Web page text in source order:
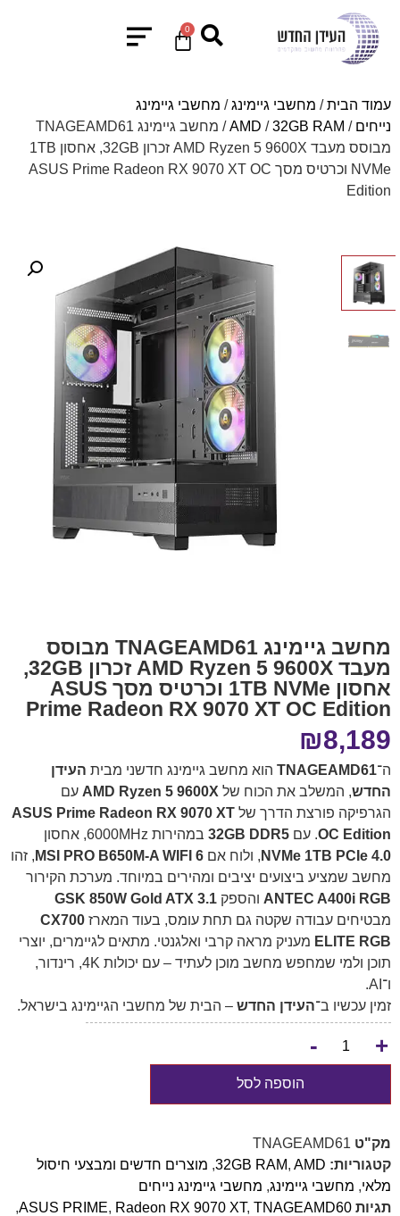
0
עמוד הבית/ מחשבי גיימינג/ מחשבי גיימינג
נייחים /
AMD /32GB RAM
/ מחשב גיימינג TNAGEAMD61
מבוסס מעבד AMD Ryzen 5 9600X זכרון 32GB, אחסון 1TB
NVMe וכרטיס מסך ASUS Prime Radeon RX 9070 XT OC
Edition
מחשב גיימינג TNAGEAMD61 מבוסס
מעבד AMD Ryzen 5 9600X זכרון 32GB,
אחסון 1TB NVMe וכרטיס מסך ASUS
Prime Radeon RX 9070 XT OC Edition
₪8,189
ה־TNAGEAMD61 הוא מחשב גיימינג חדשני מבית העידן
החדש, המשלב את הכוח של AMD Ryzen 5 9600X עם
הגרפיקה פורצת הדרך של ASUS Prime Radeon RX 9070 XT
OC Edition. עם 32GB DDR5 במהירות ‎6000MHz‎, אחסון
NVMe 1TB PCIe 4.0 , ולוח אם MSI PRO B650M-A WIFI 6 , זהו
מחשב שמציע ביצועים יציבים ומהירים במיוחד. מערכת הקירור
ANTEC A400i RGB והספק GSK 850W Gold ATX 3.1
מבטיחים עבודה שקטה גם תחת עומס, בעוד המארז CX700
ELITE RGB מעניק מראה קרבי ואלגנטי. מתאים לגיימרים, יוצרי
תוכן ולמי שמחפש מחשב מוכן לעתיד – עם יכולות 4K, רינדור,
ו־AI.
זמין עכשיו ב־העידן החדש – הבית של מחשבי הגיימינג בישראל.
+
-
הוספה לסל
מק"ט TNAGEAMD61
קטגוריות:
32GB RAM, AMD
, מוצרים חדשים ומבצעי חיסול
מלאי, מחשבי גיימינג, מחשבי גיימינג נייחים
תגיות
ASUS PRIME, Radeon RX 9070 XT, TNAGEAMD60
,